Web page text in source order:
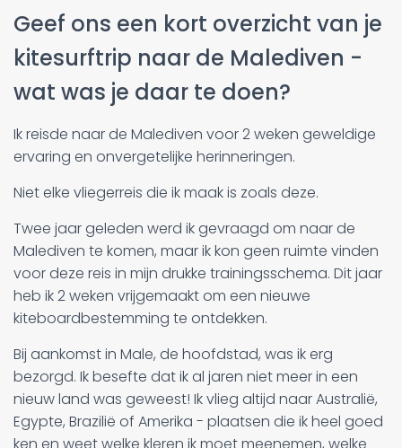
Geef ons een kort overzicht van je
kitesurftrip naar de Malediven -
wat was je daar te doen?
Ik reisde naar de Malediven voor 2 weken geweldige
ervaring en onvergetelijke herinneringen.
Niet elke vliegerreis die ik maak is zoals deze.
Twee jaar geleden werd ik gevraagd om naar de
Malediven te komen, maar ik kon geen ruimte vinden
voor deze reis in mijn drukke trainingsschema. Dit jaar
heb ik 2 weken vrijgemaakt om een nieuwe
kiteboardbestemming te ontdekken.
Bij aankomst in Male, de hoofdstad, was ik erg
bezorgd. Ik besefte dat ik al jaren niet meer in een
nieuw land was geweest! Ik vlieg altijd naar Australië,
Egypte, Brazilië of Amerika - plaatsen die ik heel goed